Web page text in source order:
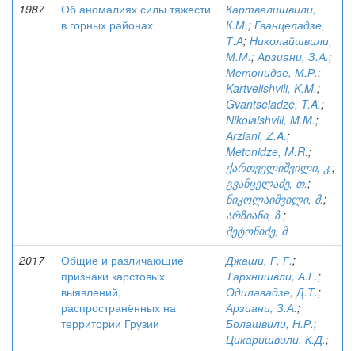
1987
Об аномалиях силы тяжести
в горных районах
Картвелишвили,
К.М.; Гванцеладзе,
Т.А; Николайшвили,
М.М.;Арзиани, З.А.;
Метонидзе, М.Р.;
Kartvelishvili, K.M.;
Gvantseladze, T.A.;
Nikolaishvili, M.M.;
Arziani, Z.A.;
Metonidze, M.R.;
ქართველიშვილი, კ.;
გვანცელაძე, თ.;
ნიკოლაიშვილი, მ.;
არზიანი, ზ.;
მეტონიძე, მ.
2017
Общие и различающие
признаки карстовых
выявлений,
распространённых на
территории Грузии
Джаши, Г. Г.;
Тархнишвли, А.Г.;
Одилавадзе, Д.Т.;
Арзиани, З.А.;
Болашвили, Н.Р.;
Цикаришвили, К.Д.;